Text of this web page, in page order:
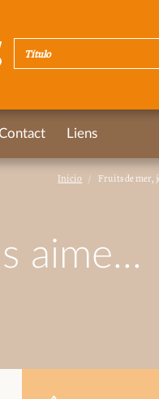
Inicio Fruits de mer,
aime...
Liens